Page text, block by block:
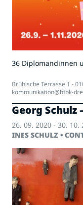
36 Diplomandinnen
Brühlsche Terrasse 1 -
kommunikation@hfbk-
Georg Schulz
26. 09. 2020 - 30. 10.
INES SCHULZ •